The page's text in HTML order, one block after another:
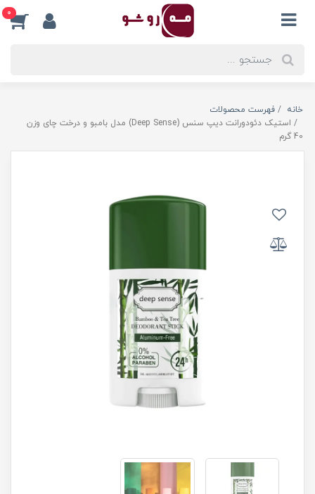
0
خانه
فهرست محصولات
استیک دئودورانت دیپ سنس (Deep Sense) مدل بامبو و درخت چای وزن
40 گرم